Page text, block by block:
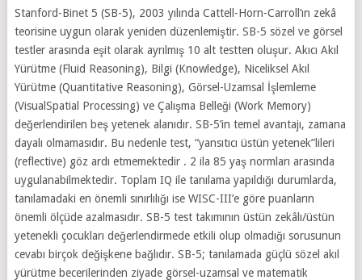
Stanford-Binet 5 (SB-5), 2003 yılında Cattell-Horn-Carroll’ın zekâ
teorisine uygun olarak yeniden düzenlemiştir. SB-5 sözel ve görsel
testler arasında eşit olarak ayrılmış 10 alt testten oluşur. Akıcı Akıl
Yürütme (Fluid Reasoning), Bilgi (Knowledge), Niceliksel Akıl
Yürütme (Quantitative Reasoning), Görsel-Uzamsal İşlemleme
(VisualSpatial Processing) ve Çalışma Belleği (Work Memory)
değerlendirilen beş yetenek alanıdır. SB-5’in temel avantajı, zamana
dayalı olmamasıdır. Bu nedenle test, “yansıtıcı üstün yetenek”lileri
(reflective) göz ardı etmemektedir . 2 ila 85 yaş normları arasında
uygulanabilmektedir. Toplam IQ ile tanılama yapıldığı durumlarda,
tanılamadaki en önemli sınırlılığı ise WISC-III’e göre puanların
önemli ölçüde azalmasıdır. SB-5 test takımının üstün zekâlı/üstün
yetenekli çocukları değerlendirmede etkili olup olmadığı sorusunun
cevabı birçok değişkene bağlıdır. SB-5; tanılamada güçlü sözel akıl
yürütme becerilerinden ziyade görsel-uzamsal ve matematik